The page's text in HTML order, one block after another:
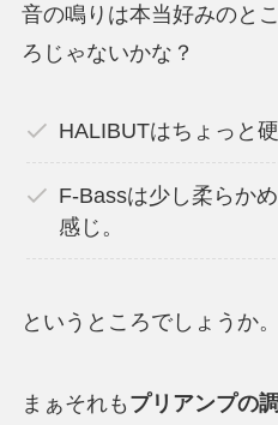
音の鳴りは本当好みのと
ろじゃないかな？
HALIBUTはちょっと
F-Bassは少し柔らか
感じ。
というところでしょうか。
まぁそれも プリアンプの